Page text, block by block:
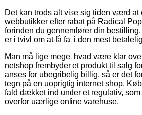
Det kan trods alt vise sig tiden værd at
webbutikker efter rabat på Radical
forinden du gennemfører din
er i tvivl om at få fat i den mest
Man må lige meget hvad være klar
netshop frembyder et produkt til salg
anses for ubegribelig billig, så er det
tegn på en uoprigtig internet shop.
fald dækket ind under et regulativ,
overfor uærlige online varehuse.